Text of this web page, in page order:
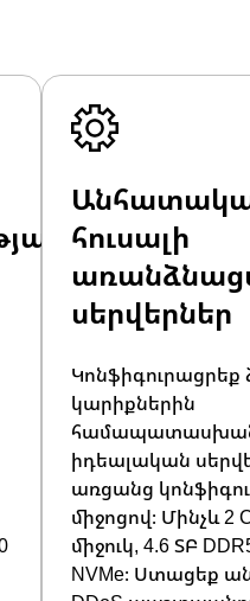
հուսալի
սերվերներ
Կոնֆիգուրացրեք
կարիքներին
իդեալական
առցանց
միջոցով։ Մինչև 2
միջուկ, 4.6 ՏԲ
NVMe։ Ստացեք